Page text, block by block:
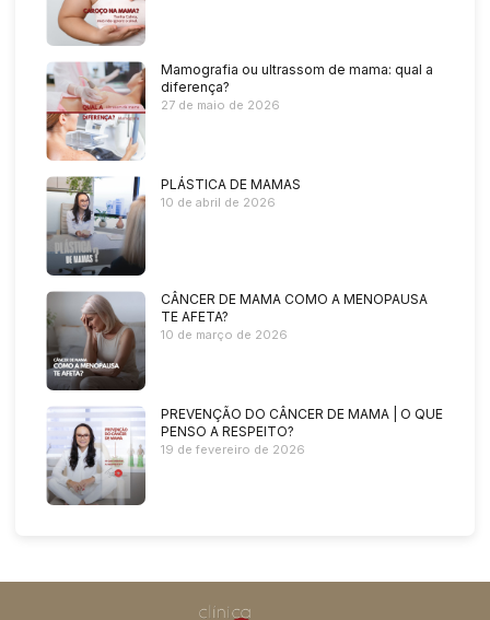
Mamografia ou ultrassom de mama: qual a
diferença?
27 de maio de 2026
PLÁSTICA DE MAMAS
10 de abril de 2026
CÂNCER DE MAMA COMO A MENOPAUSA
TE AFETA?
10 de março de 2026
PREVENÇÃO DO CÂNCER DE MAMA | O QUE
PENSO A RESPEITO?
19 de fevereiro de 2026